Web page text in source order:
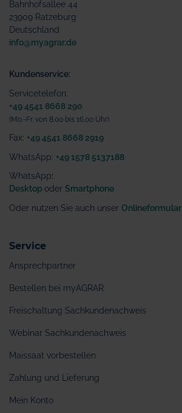
Bahnhofsallee 44
23909 Ratzeburg
Deutschland
info@myagrar.de
Kundenservice:
Servicetelefon:
+49 4541 8668 290
(Mo.-Fr. von 8.00 bis 16.00 Uhr)
Fax: +49 4541 8668 2919
WhatsApp: +49 1578 5137188
WhatsApp:
Desktop oder Smartphone
Oder nutzen Sie auch unser Onlineformular
Service
Ansprechpartner
Bestellen bei myAGRAR
Freischaltung Sachkundenachweis
Webinar Sachkundenachweis
Maissaat vorbestellen
Zahlung und Lieferung
Mein Konto